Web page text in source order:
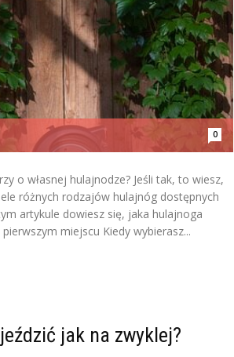
0
o własnej hulajnodze? Jeśli tak, to wiesz,
różnych rodzajów hulajnóg dostępnych
artykule dowiesz się, jaka hulajnoga
miejscu Kiedy wybierasz...
jak na zwyklej?